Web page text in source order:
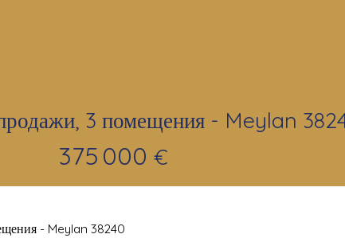
3 помещения - Meylan
375 000 €
- Meylan 38240